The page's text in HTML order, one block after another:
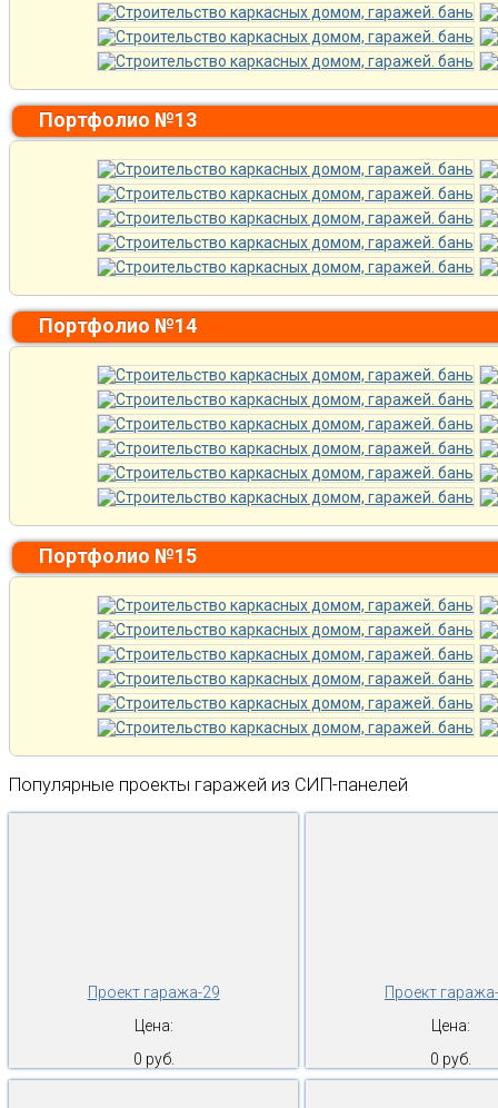
Портфолио №13
Портфолио №14
Портфолио №15
Популярные проекты гаражей из СИП-панелей
Проект гаража-29
Цена:
0 руб.
Проект
Цена:
0 руб.